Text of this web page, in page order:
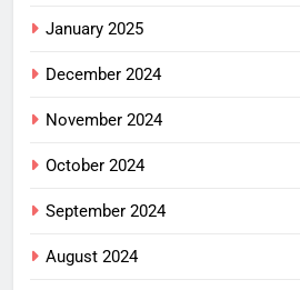
January 2025
December 2024
November 2024
October 2024
September 2024
August 2024